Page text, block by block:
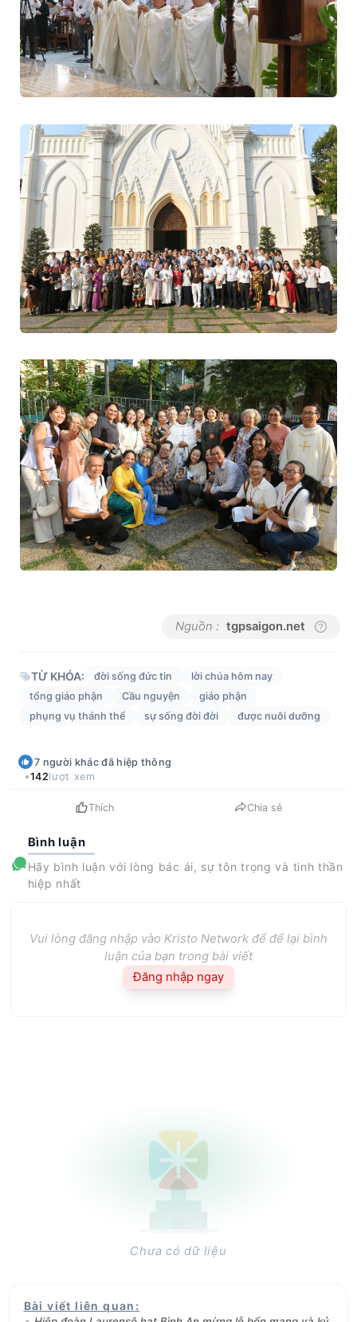
Nguồn : tgpsaigon.net
TỪ KHÓA: đời sống đức tin
lời chúa hôm nay
tổng giáo phận
Cầu nguyện
giáo phận
phụng vụ thánh thể
sự sống đời đời được nuôi dưỡng
7 người khác đã hiệp thông
142lượt xem
Thích Chia sẻ
Bình luận
Hãy bình luận với lòng bác ái, sự tôn trọng và tinh thần
hiệp nhất
Vui lòng đăng nhập vào Kristo Network để để lại bình
luận của bạn trong bài viết
Đăng nhập ngay
Chưa có dữ liệu
Bài viết liên quan :